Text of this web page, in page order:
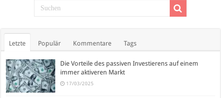
Letzte Populär Kommentare Tags
Die Vorteile des passiven Investierens auf einem
immer aktiveren Markt
17/03/2025